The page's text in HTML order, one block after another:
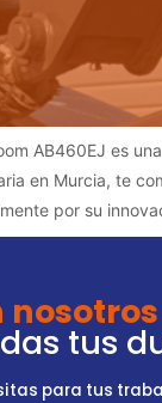
AB460EJ es
en Murcia, te
por su
tus
para tus